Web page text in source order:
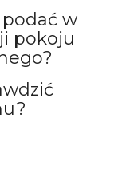
w
pokoju